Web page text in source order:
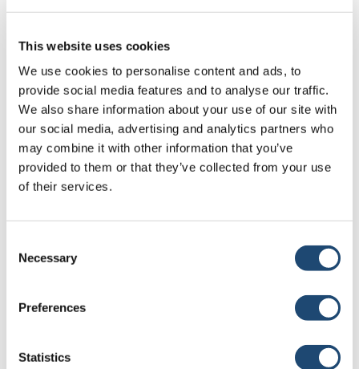
This website uses cookies
We use cookies to personalise content and ads, to
provide social media features and to analyse our traffic.
We also share information about your use of our site with
our social media, advertising and analytics partners who
may combine it with other information that you’ve
provided to them or that they’ve collected from your use
of their services.
Selection
Necessary
Preferences
Statistics
Melissa Roden
Melissa ist auf einem Betrieb mit 50 Kühen in West Bend,